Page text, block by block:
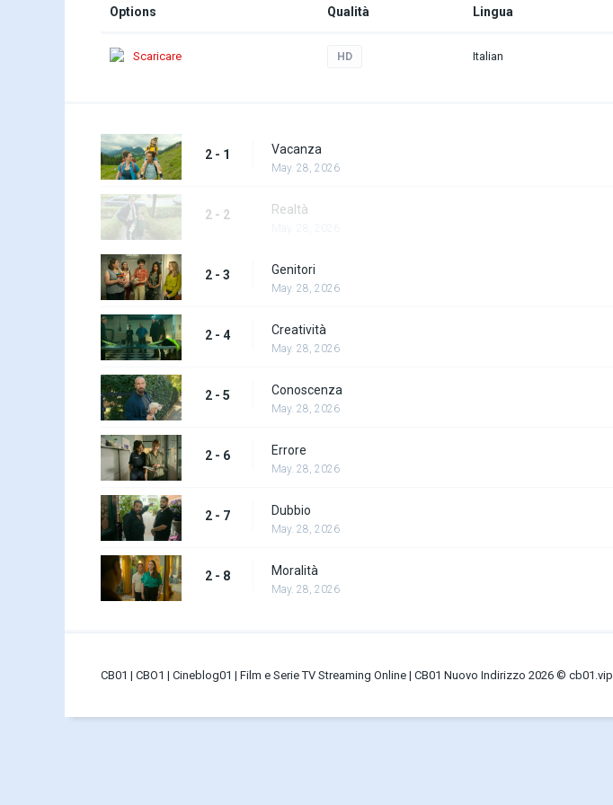
Options Qualità Lingua
Scaricare HD Italian
2 - 1 Vacanza
May. 28, 2026
2 - 2 Realtà
2 - 3 Genitori
May. 28, 2026
2 - 4 Creatività
May. 28, 2026
2 - 5 Conoscenza
May. 28, 2026
2 - 6 Errore
May. 28, 2026
2 - 7 Dubbio
May. 28, 2026
2 - 8 Moralità
May. 28, 2026
CB01 | CBO1 | Cineblog01 | Film e Serie TV Streaming Online | CB01 Nuovo Indirizzo 2026 © cb01.vip